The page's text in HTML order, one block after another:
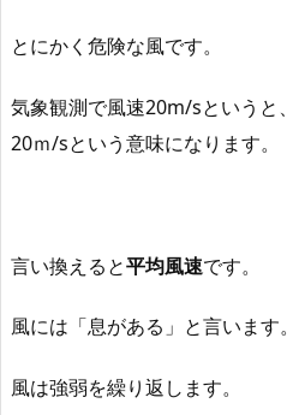
とにかく危険な風です。
気象観測で風速20m/sというと、
20ｍ/sという意味になります。
言い換えると平均風速です。
風には「息がある」と言います。
風は強弱を繰り返します。